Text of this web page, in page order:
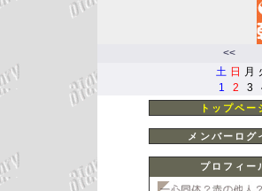
<<
土 日 月
1
2 3
トップペー
メンバーログ
プロフィー